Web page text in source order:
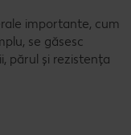
importante, cum
se găsesc
părul și rezistența